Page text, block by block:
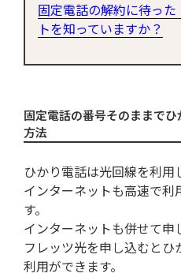
固定電話の解約に待っ
トを知っていますか？
固定電話の番号そのままで
方法
ひかり電話は光回線を利用
インターネットも高速で利
す。
インターネットも併せて申
フレッツ光を申し込むとひ
利用ができます。